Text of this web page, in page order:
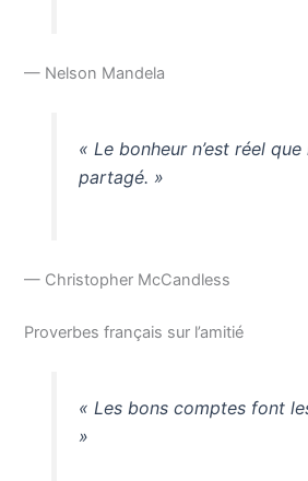
— Nelson Mandela
« Le bonheur n’est réel que
partagé. »
— Christopher McCandless
Proverbes français sur l’amitié
« Les bons comptes font
»